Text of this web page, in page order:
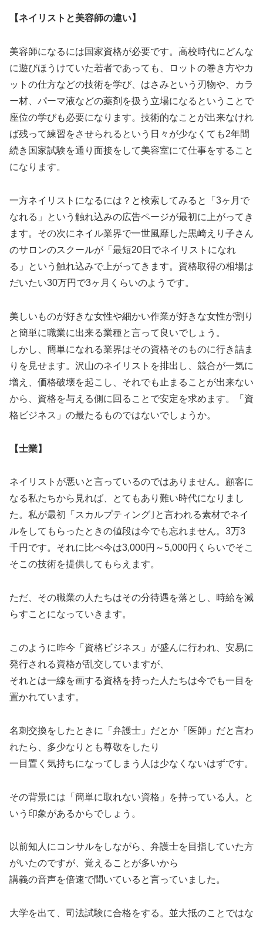
【ネイリストと美容師の違い】
美容師になるには国家資格が必要です。高校時代にどんな
に遊びほうけていた若者であっても、ロットの巻き方やカ
ットの仕方などの技術を学び、はさみという刃物や、カラ
ー材、パーマ液などの薬剤を扱う立場になるということで
座位の学びも必要になります。技術的なことが出来なけれ
ば残って練習をさせられるという日々が少なくても2年間
続き国家試験を通り面接をして美容室にて仕事をすること
になります。
一方ネイリストになるには？と検索してみると「3ヶ月で
なれる」という触れ込みの広告ページが最初に上がってき
ます。その次にネイル業界で一世風靡した黒崎えり子さん
のサロンのスクールが「最短20日でネイリストになれ
る」という触れ込みで上がってきます。資格取得の相場は
だいたい30万円で3ヶ月くらいのようです。
美しいものが好きな女性や細かい作業が好きな女性が割り
と簡単に職業に出来る業種と言って良いでしょう。
しかし、簡単になれる業界はその資格そのものに行き詰ま
りを見せます。沢山のネイリストを排出し、競合が一気に
増え、価格破壊を起こし、それでも止まることが出来ない
から、資格を与える側に回ることで安定を求めます。「資
格ビジネス」の最たるものではないでしょうか。
【士業】
ネイリストが悪いと言っているのではありません。顧客に
なる私たちから見れば、とてもあり難い時代になりまし
た。私が最初「スカルプティング｣と言われる素材でネイ
ルをしてもらったときの値段は今でも忘れません。3万3
千円です。それに比べ今は3,000円～5,000円くらいでそこ
そこの技術を提供してもらえます。
ただ、その職業の人たちはその分待遇を落とし、時給を減
らすことになっていきます。
このように昨今「資格ビジネス」が盛んに行われ、安易に
発行される資格が乱交していますが、
それとは一線を画する資格を持った人たちは今でも一目を
置かれています。
名刺交換をしたときに「弁護士」だとか「医師」だと言わ
れたら、多少なりとも尊敬をしたり
一目置く気持ちになってしまう人は少なくないはずです。
その背景には「簡単に取れない資格」を持っている人。と
いう印象があるからでしょう。
以前知人にコンサルをしながら、弁護士を目指していた方
がいたのですが、覚えることが多いから
講義の音声を倍速で聞いていると言っていました。
大学を出て、司法試験に合格をする。並大抵のことではな